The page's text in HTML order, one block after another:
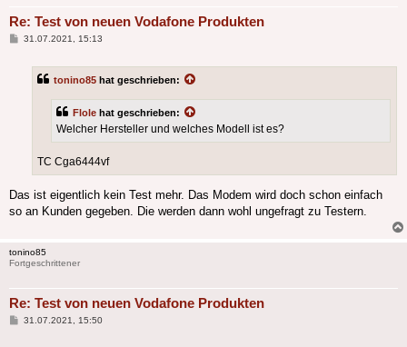
Re: Test von neuen Vodafone Produkten
Beitrag
31.07.2021, 15:13
tonino85 hat geschrieben:
Flole hat geschrieben:
Welcher Hersteller und welches Modell ist es?
TC Cga6444vf
Das ist eigentlich kein Test mehr. Das Modem wird doch schon einfach
so an Kunden gegeben. Die werden dann wohl ungefragt zu Testern.
tonino85
Fortgeschrittener
Re: Test von neuen Vodafone Produkten
Beitrag
31.07.2021, 15:50